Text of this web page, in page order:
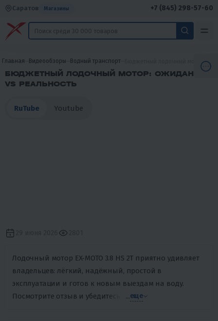
Саратов Магазины +7 (845) 298-57-60
Главная Видеообзоры Водный транспорт Бюджетный лодочный мотор:
БЮДЖЕТНЫЙ ЛОДОЧНЫЙ МОТОР: ОЖИДАНИЕ
VS РЕАЛЬНОСТЬ
RuTube Youtube
Лодочный мотор EX-MOTO 3.8 HS 2T приятно удивляет
владельцев: лёгкий, надёжный, простой в
эксплуатации и готов к новым выездам на воду.
Посмотрите отзыв и убедитесь сами! 🚤
...еще